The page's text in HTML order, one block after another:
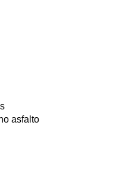
asfalto